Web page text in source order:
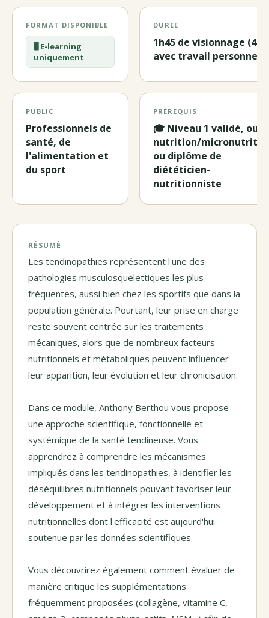
FORMAT DISPONIBLE
🖥️ E-learning
uniquement
DURÉE
1h45 de visionnage
avec travail personnel)
PUBLIC
Professionnels de
santé, de
l'alimentation et
du sport
PRÉREQUIS
🎓 Niveau 1 validé, ou
nutrition/
ou diplôme de
diététicien-
nutritionniste
RÉSUMÉ
Les tendinopathies représentent l'une des
pathologies musculosquelettiques les plus
fréquentes, aussi bien chez les sportifs que dans la
population générale. Pourtant, leur prise en charge
reste souvent centrée sur les traitements
mécaniques, alors que de nombreux facteurs
nutritionnels et métaboliques peuvent influencer
leur apparition, leur évolution et leur chronicisation.
Dans ce module, Anthony Berthou vous propose
une approche scientifique, fonctionnelle et
systémique de la santé tendineuse. Vous
apprendrez à comprendre les mécanismes
impliqués dans les tendinopathies, à identifier les
déséquilibres nutritionnels pouvant favoriser leur
développement et à intégrer les interventions
nutritionnelles dont l'efficacité est aujourd'hui
soutenue par les données scientifiques.
Vous découvrirez également comment évaluer de
manière critique les supplémentations
fréquemment proposées (collagène, vitamine C,